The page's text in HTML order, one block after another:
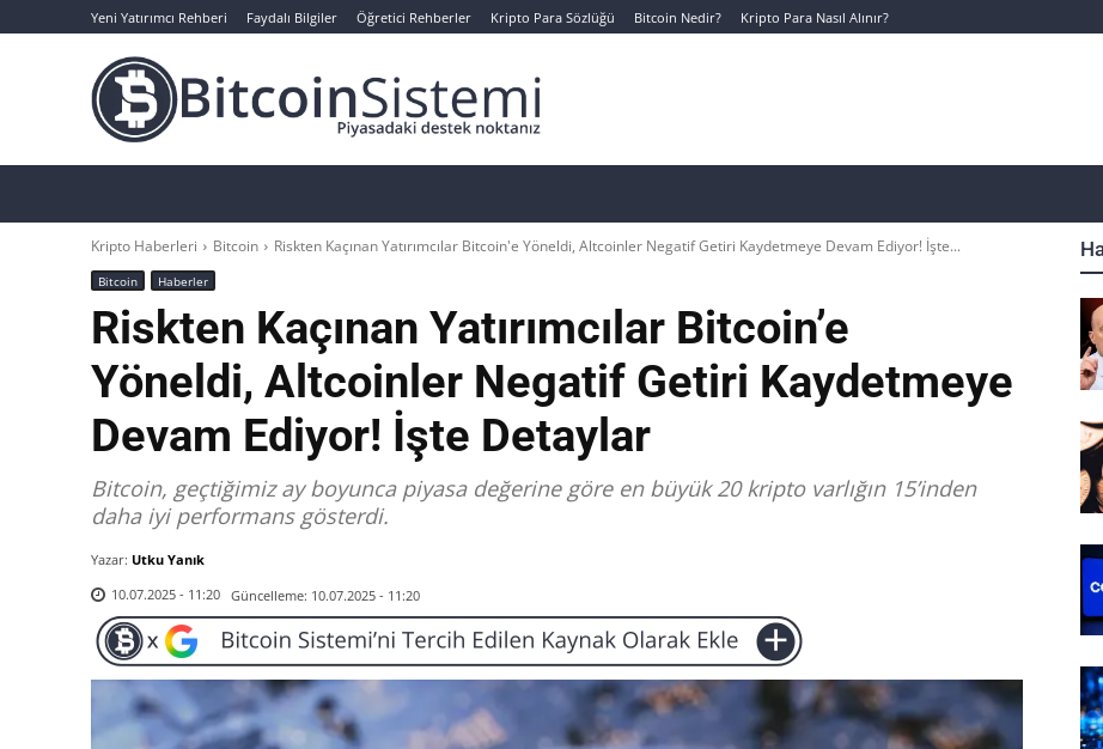
Yeni Yatırımcı Rehberi Faydalı Bilgiler Öğretici Rehberler Kripto Para Sözlüğü Bitcoin Nedir? Kripto Para Nasıl Alınır?
Kripto Haberleri Bitcoin Riskten Kaçınan Yatırımcılar Bitcoin'e Yöneldi, Altcoinler Negatif Getiri Kaydetmeye Devam Ediyor! İşte...
Bitcoin Haberler
Riskten Kaçınan Yatırımcılar Bitcoin’e
Yöneldi, Altcoinler Negatif Getiri Kaydetmeye
Devam Ediyor! İşte Detaylar
Bitcoin, geçtiğimiz ay boyunca piyasa değerine göre en büyük 20 kripto varlığın 15’inden
daha iyi performans gösterdi.
Yazar: Utku Yanık
10.07.2025 - 11:20 Güncelleme: 10.07.2025 - 11:20